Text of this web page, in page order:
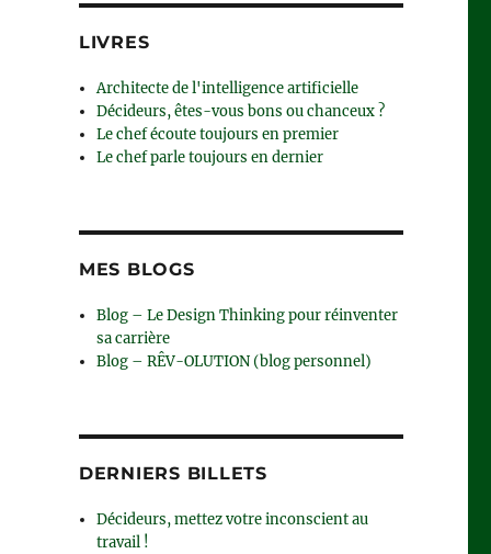
sociétés ?”
LIVRES
Architecte de l'intelligence artificielle
Décideurs, êtes-vous bons ou chanceux ?
Le chef écoute toujours en premier
Le chef parle toujours en dernier
MES BLOGS
Blog – Le Design Thinking pour réinventer
sa carrière
Blog – RÊV-OLUTION (blog personnel)
DERNIERS BILLETS
Décideurs, mettez votre inconscient au
travail !